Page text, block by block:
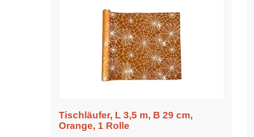
Tischläufer, L 3,5 m, B 29 cm,
Orange, 1 Rolle